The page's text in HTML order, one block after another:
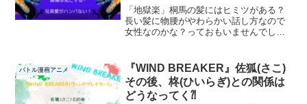
「地獄楽」桐馬の髪にはヒミツがある？
長い髪に物腰がやわらかい話し方なので
女性なのかな？っておもいませんでした
らない心。これは兄弟愛をひしひしと感
じますね～。それでは...
バトル漫画アニメ
『WIND BREAKER』佐狐(さこ)
その後、柊(ひいらぎ)との関係は
どうなってく⁈